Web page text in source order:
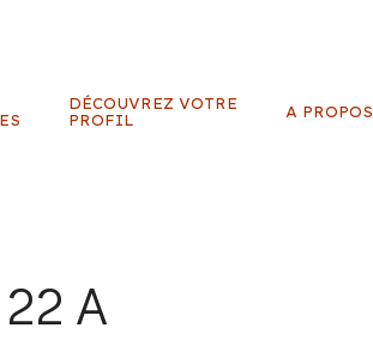
DÉCOUVREZ VOTRE
PROFIL
A PROPOS
A